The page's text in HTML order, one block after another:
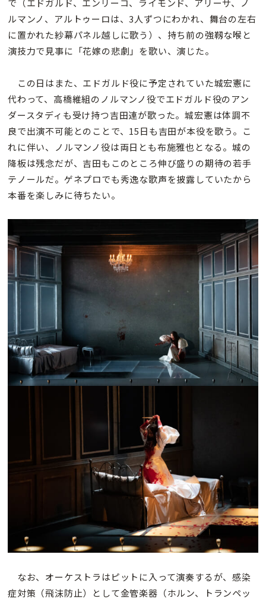
で（エドガルド、エンリーコ、ライモンド、アリーサ、ノ
ルマンノ、アルトゥーロは、3人ずつにわかれ、舞台の左右
に置かれた紗幕パネル越しに歌う）、持ち前の強靱な喉と
演技力で見事に「花嫁の悲劇」を歌い、演じた。
この日はまた、エドガルド役に予定されていた城宏憲に
代わって、高橋維組のノルマンノ役でエドガルド役のアン
ダースタディも受け持つ吉田連が歌った。城宏憲は体調不
良で出演不可能とのことで、15日も吉田が本役を歌う。こ
れに伴い、ノルマンノ役は両日とも布施雅也となる。城の
降板は残念だが、吉田もこのところ伸び盛りの期待の若手
テノールだ。ゲネプロでも秀逸な歌声を披露していたから
本番を楽しみに待ちたい。
なお、オーケストラはピットに入って演奏するが、感染
症対策（飛沫防止）として金管楽器（ホルン、トランペッ